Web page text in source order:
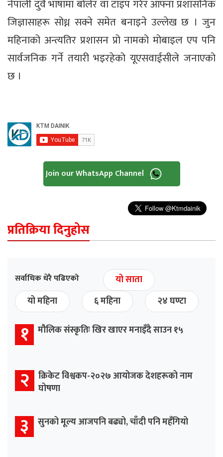
नेपाली दुवै भाषामा बोलेर वा टाइप गरेर आफ्ना प्रशासनिक
जिज्ञासाहरू सोध्न सक्ने समेत बनाइने उल्लेख छ । जुन
महिनाको अन्त्यतिर प्रशासन प्रो नामको मोबाइल एप पनि
सार्वजनिक गर्ने तयारी भइरहेको यूएसवाईसीले जनाएको
छ ।
Join our WhatsApp Channel
प्रतिक्रिया दिनुहोस
सर्वाधिक धेरै पढिएको
यो साता
यो महिना
६ महिना २४ घण्टा
१ मौलिक संस्कृतिः खिर खाएर मनाइँदै साउन १५
२
क्रिकेट विश्वकप-२०२७ आयोजक देशहरूको नाम
घोषणा
३ सुनको मूल्य आजपनि बढ्यो, चाँदी पनि महँगियो